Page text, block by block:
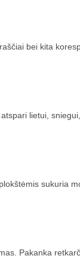
bei kita
lietui,
sukuria
Pakanka